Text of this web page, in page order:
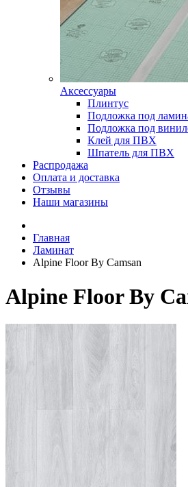
Аксессуары
Плинтус
Подложка под
Подложка под
Клей для ПВХ
Шпатель для ПВХ
Распродажа
Оплата и доставка
Отзывы
Наши магазины
Главная
Ламинат
Alpine Floor By Camsan
Alpine Floor By